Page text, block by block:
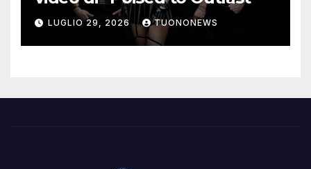
LUGLIO 29, 2026 TUONONEWS